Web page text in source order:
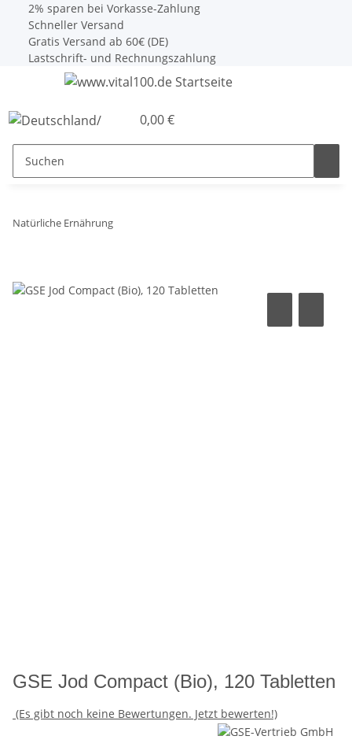
2% sparen bei Vorkasse-Zahlung
Schneller Versand
Gratis Versand ab 60€ (DE)
Lastschrift- und Rechnungszahlung
0,00 €
Natürliche Ernährung
GSE Jod Compact (Bio), 120 Tabletten
(Es gibt noch keine Bewertungen. Jetzt bewerten!)